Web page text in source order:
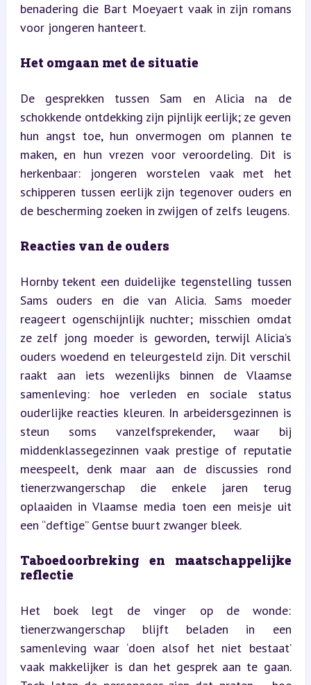
benadering die Bart Moeyaert vaak in zijn romans
voor jongeren hanteert.
Het omgaan met de situatie
De gesprekken tussen Sam en Alicia na de
schokkende ontdekking zijn pijnlijk eerlijk; ze geven
hun angst toe, hun onvermogen om plannen te
maken, en hun vrezen voor veroordeling. Dit is
herkenbaar: jongeren worstelen vaak met het
schipperen tussen eerlijk zijn tegenover ouders en
de bescherming zoeken in zwijgen of zelfs leugens.
Reacties van de ouders
Hornby tekent een duidelijke tegenstelling tussen
Sams ouders en die van Alicia. Sams moeder
reageert ogenschijnlijk nuchter; misschien omdat
ze zelf jong moeder is geworden, terwijl Alicia’s
ouders woedend en teleurgesteld zijn. Dit verschil
raakt aan iets wezenlijks binnen de Vlaamse
samenleving: hoe verleden en sociale status
ouderlijke reacties kleuren. In arbeidersgezinnen is
steun soms vanzelfsprekender, waar bij
middenklassegezinnen vaak prestige of reputatie
meespeelt, denk maar aan de discussies rond
tienerzwangerschap die enkele jaren terug
oplaaiden in Vlaamse media toen een meisje uit
een “deftige” Gentse buurt zwanger bleek.
Taboedoorbreking en maatschappelijke
reflectie
Het boek legt de vinger op de wonde:
tienerzwangerschap blijft beladen in een
samenleving waar ‘doen alsof het niet bestaat’
vaak makkelijker is dan het gesprek aan te gaan.